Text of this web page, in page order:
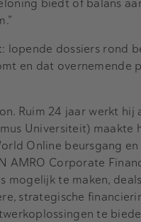
biedt of balans
dossiers rond
en dat overnemende
Ruim 24 jaar werkt hij
Universiteit) maakte
Online beursgang en
Corporate
te maken,
strategische
te